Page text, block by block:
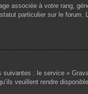
associée à votre rang,
particulier sur le forum.
: le service «
veuillent rendre